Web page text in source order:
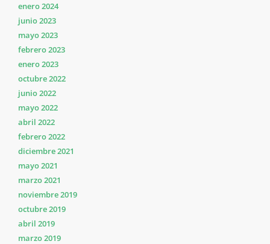
enero 2024
junio 2023
mayo 2023
febrero 2023
enero 2023
octubre 2022
junio 2022
mayo 2022
abril 2022
febrero 2022
diciembre 2021
mayo 2021
marzo 2021
noviembre 2019
octubre 2019
abril 2019
marzo 2019